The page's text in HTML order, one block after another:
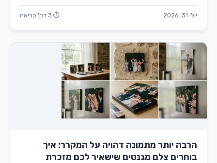
יולי 31, 2026 ⏱ 3 דק' קריאה
הרבה יותר מתמונה דהויה על המקרר: איך
בוחרים צלם מגנטים שישאיר לכם מזכרת